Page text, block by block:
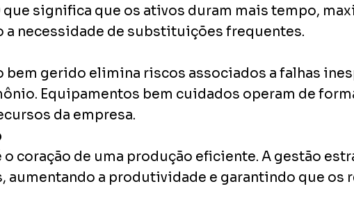
que significa que os ativos duram mais tempo,
necessidade de substituições frequentes.
bem gerido elimina riscos associados a falhas
Equipamentos bem cuidados operam de
da empresa.
coração de uma produção eficiente. A gestão
aumentando a produtividade e garantindo que